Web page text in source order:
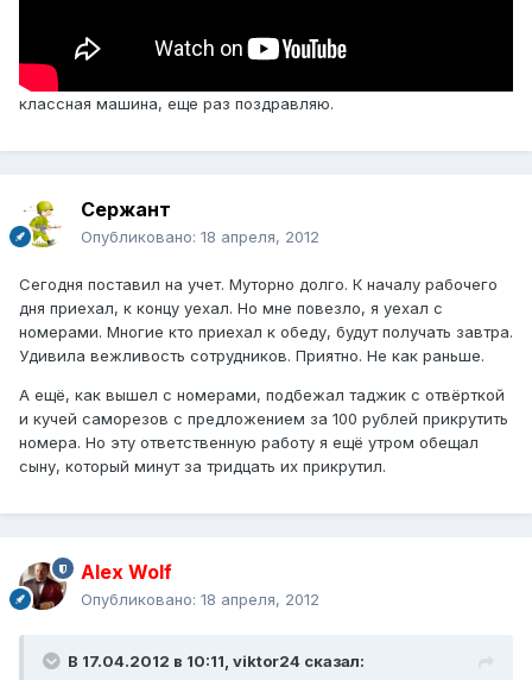
классная машина, еще раз поздравляю.
Сержант
Опубликовано: 18 апреля, 2012
Сегодня поставил на учет. Муторно долго. К началу рабочего
дня приехал, к концу уехал. Но мне повезло, я уехал с
номерами. Многие кто приехал к обеду, будут получать завтра.
Удивила вежливость сотрудников. Приятно. Не как раньше.
А ещё, как вышел с номерами, подбежал таджик с отвёрткой
и кучей саморезов с предложением за 100 рублей прикрутить
номера. Но эту ответственную работу я ещё утром обещал
сыну, который минут за тридцать их прикрутил.
Alex Wolf
Опубликовано: 18 апреля, 2012
В 17.04.2012 в 10:11, viktor24 сказал: